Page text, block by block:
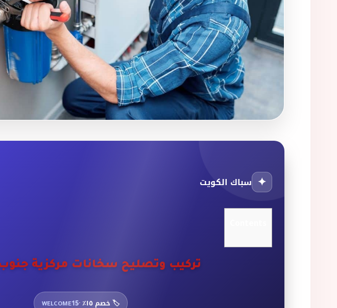
✦ سباك الكويت
تركيب وتصليح سخانات مركزية
🏷️ خصم ١٥٪ · WELCOME15